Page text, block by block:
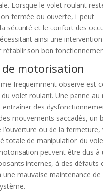
Lorsque le volet roulant
fermée ou ouverte, il peut
sécurité et le confort des
ainsi une
rétablir son bon
de motorisation
fréquemment observé est
volet roulant. Une panne au
entraîner des
mouvements saccadés, un
l’ouverture ou de la fermeture,
totale de manipulation du
peuvent être dus à
internes, à des défauts
mauvaise maintenance de